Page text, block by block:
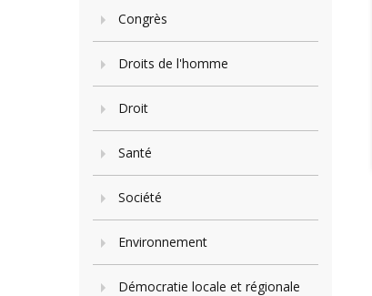
Congrès
Droits de l'homme
Droit
Santé
Société
Environnement
Démocratie locale et régionale